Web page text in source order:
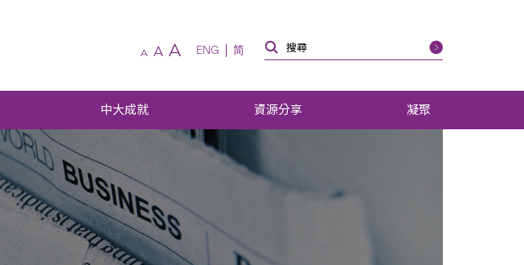
A A A ENG 简
中大成就 資源分享 凝聚